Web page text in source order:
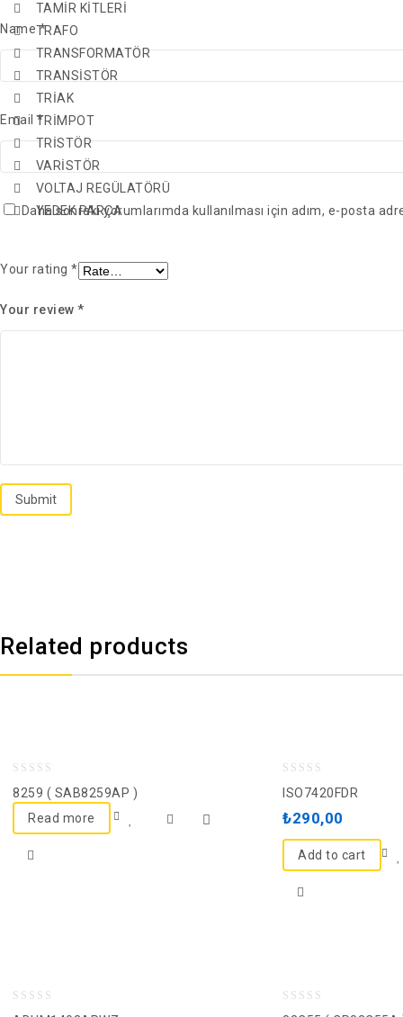
TAMİR KİTLERİ
TRAFO
TRANSFORMATÖR
TRANSİSTÖR
TRİAK
TRİMPOT
TRİSTÖR
VARİSTÖR
VOLTAJ REGÜLATÖRÜ
YEDEK PARÇA
Name*
Email*
Daha sonraki yorumlarımda kullanılması için adım, e-posta
Your rating *
Your review *
Related products
out
of
8259 ( SAB8259AP )
Read more
ISO7420FDR
₺290,00
Add to cart